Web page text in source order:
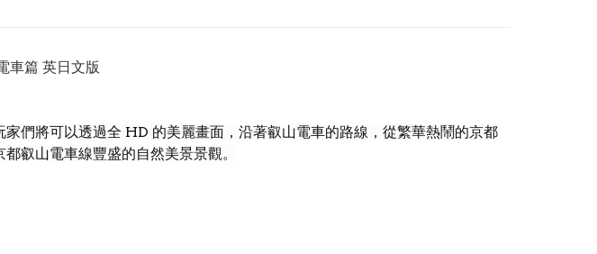
篇 英日文版
們將可以透過全 HD 的美麗畫面，沿著叡山電車的路線，從繁華熱鬧的京都
叡山電車線豐盛的自然美景景觀。